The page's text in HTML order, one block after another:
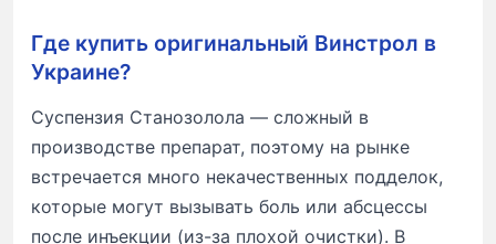
Где купить оригинальный Винстрол в
Украине?
Суспензия Станозолола — сложный в
производстве препарат, поэтому на рынке
встречается много некачественных подделок,
которые могут вызывать боль или абсцессы
после инъекции (из-за плохой очистки). В